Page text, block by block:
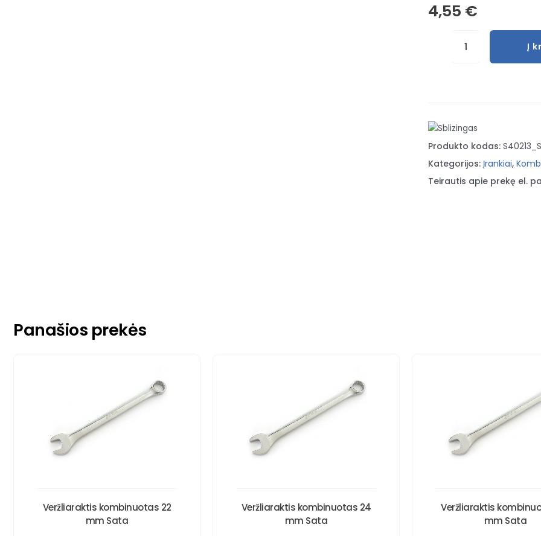
4,55 €
Sata
Į
Produkto kodas:
Kategorijos: Įrankiai,
Teirautis apie prekę el.
Panašios prekės
Veržliaraktis kombinuotas 22
mm Sata
Veržliaraktis kombinuotas 24
mm Sata
Veržliaraktis
mm Sata